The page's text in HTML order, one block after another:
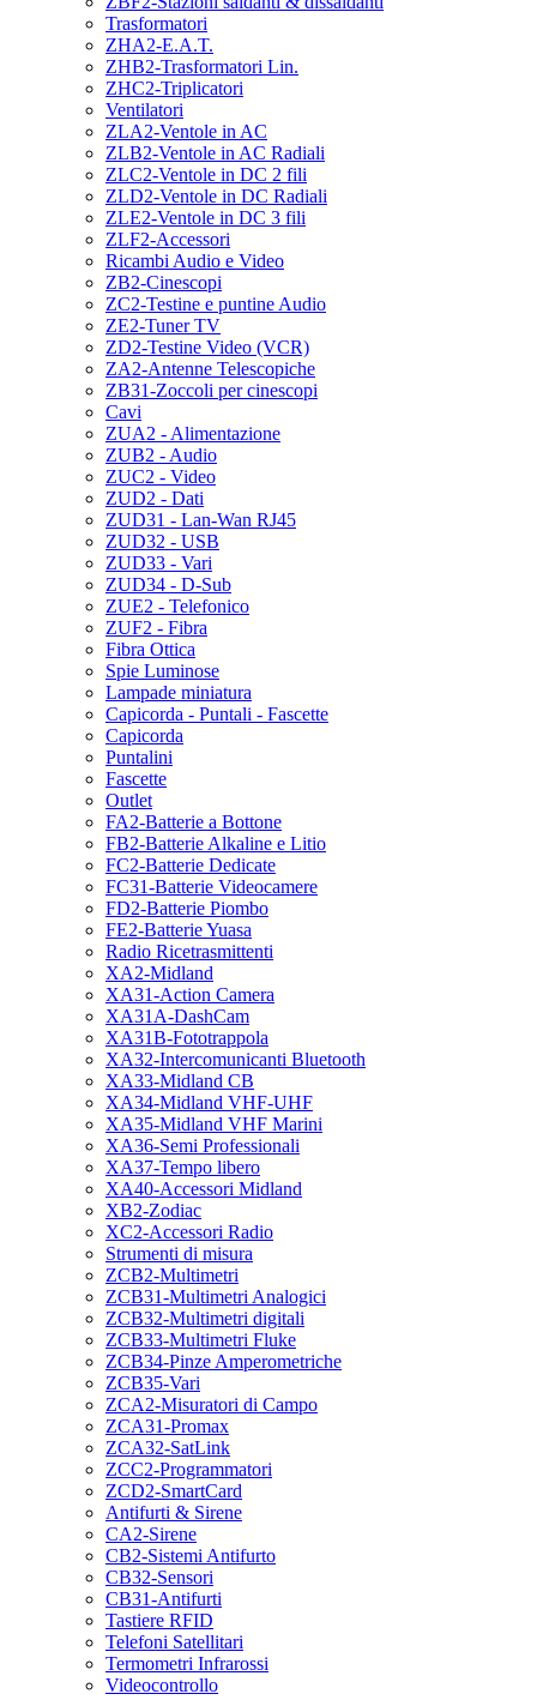
Trasformatori
ZHA2-E.A.T.
ZHB2-Trasformatori Lin.
ZHC2-Triplicatori
Ventilatori
ZLA2-Ventole in AC
ZLB2-Ventole in AC Radiali
ZLC2-Ventole in DC 2 fili
ZLD2-Ventole in DC Radiali
ZLE2-Ventole in DC 3 fili
ZLF2-Accessori
Ricambi Audio e Video
ZB2-Cinescopi
ZC2-Testine e puntine Audio
ZE2-Tuner TV
ZD2-Testine Video (VCR)
ZA2-Antenne Telescopiche
ZB31-Zoccoli per cinescopi
Cavi
ZUA2 - Alimentazione
ZUB2 - Audio
ZUC2 - Video
ZUD2 - Dati
ZUD31 - Lan-Wan RJ45
ZUD32 - USB
ZUD33 - Vari
ZUD34 - D-Sub
ZUE2 - Telefonico
ZUF2 - Fibra
Fibra Ottica
Spie Luminose
Lampade miniatura
Capicorda - Puntali - Fascette
Capicorda
Puntalini
Fascette
Outlet
FA2-Batterie a Bottone
FB2-Batterie Alkaline e Litio
FC2-Batterie Dedicate
FC31-Batterie Videocamere
FD2-Batterie Piombo
FE2-Batterie Yuasa
Radio Ricetrasmittenti
XA2-Midland
XA31-Action Camera
XA31A-DashCam
XA31B-Fototrappola
XA32-Intercomunicanti Bluetooth
XA33-Midland CB
XA34-Midland VHF-UHF
XA35-Midland VHF Marini
XA36-Semi Professionali
XA37-Tempo libero
XA40-Accessori Midland
XB2-Zodiac
XC2-Accessori Radio
Strumenti di misura
ZCB2-Multimetri
ZCB31-Multimetri Analogici
ZCB32-Multimetri digitali
ZCB33-Multimetri Fluke
ZCB34-Pinze Amperometriche
ZCB35-Vari
ZCA2-Misuratori di Campo
ZCA31-Promax
ZCA32-SatLink
ZCC2-Programmatori
ZCD2-SmartCard
Antifurti & Sirene
CA2-Sirene
CB2-Sistemi Antifurto
CB32-Sensori
CB31-Antifurti
Tastiere RFID
Telefoni Satellitari
Termometri Infrarossi
Videocontrollo